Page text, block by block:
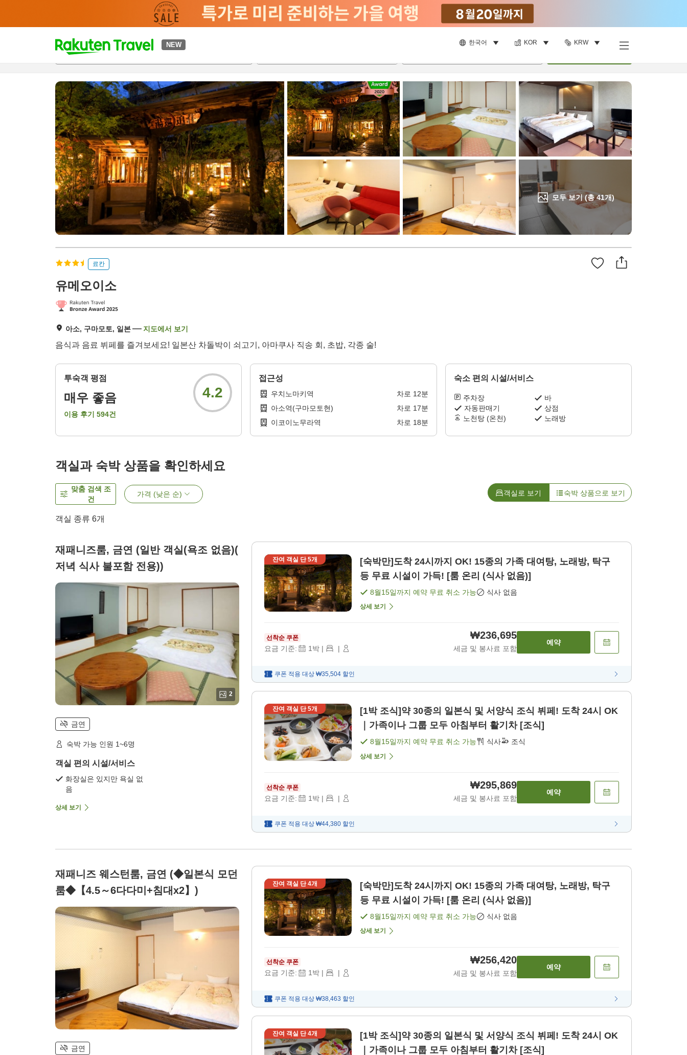
NEW 한국어 KOR KRW
t
p
a
g
e
_
s
e
a
r
c
h
모두 보기 (총41개)
개요객실 & 숙박 상품이용 후기 편의 시설/서비스
료칸
유메오이소
아소, 구마모토, 일본 지도에서 보기
음식과 음료 뷔페를 즐겨보세요! 일본산 차돌박이 쇠고기, 아마쿠사 직송 회, 초밥, 각종 술!
투숙객 평점
매우 좋음
이용 후기 594건
4.2
접근성
우치노마키역 차로 12분
아소역(구마모토현)
차로 17분
이코이노무라역
차로 18분
숙소 편의 시설/서비스
주차장
바
자동판매기
상점
노천탕 (온천)
노래방
객실과 숙박 상품을 확인하세요
맞춤 검색 조
건
가격 (낮은 순) 객실로 보기 숙박 상품으로 보기
객실 종류 6개
재패니즈룸, 금연 (일반 객실(욕조 없음)(
저녁 식사 불포함 전용))
2
금연
숙박 가능 인원 1~6명
객실 편의 시설/서비스
화장실은 있지만 욕실 없
음
상세 보기
잔여 객실 단5개
[숙박만]도착 24시까지 OK! 15종의 가족 대여탕, 노래방, 탁구
등 무료 시설이 가득! [룸 온리 (식사 없음)]
8월15일까지 예약 무료 취소 가능 식사 없음
상세 보기
선착순 쿠폰
요금 기준: 1박 | |
₩236,695
세금 및 봉사료 포함
예약
쿠폰 적용 대상 ₩35,504 할인
잔여 객실 단5개
[1박 조식]약 30종의 일본식 및 서양식 조식 뷔페! 도착 24시 OK
｜가족이나 그룹 모두 아침부터 활기차 [조식]
8월15일까지 예약 무료 취소 가능 식사 조식
상세 보기
선착순 쿠폰
요금 기준: 1박 | |
₩295,869
세금 및 봉사료 포함
예약
쿠폰 적용 대상 ₩44,380 할인
재패니즈 웨스턴룸, 금연 (◆일본식 모던
룸◆【4.5～6다다미+침대x2】)
금연
잔여 객실 단4개
[숙박만]도착 24시까지 OK! 15종의 가족 대여탕, 노래방, 탁구
등 무료 시설이 가득! [룸 온리 (식사 없음)]
8월15일까지 예약 무료 취소 가능 식사 없음
상세 보기
선착순 쿠폰
요금 기준: 1박 | |
₩256,420
세금 및 봉사료 포함
예약
쿠폰 적용 대상 ₩38,463 할인
잔여 객실 단4개
[1박 조식]약 30종의 일본식 및 서양식 조식 뷔페! 도착 24시 OK
｜가족이나 그룹 모두 아침부터 활기차 [조식]